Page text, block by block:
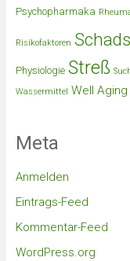
Psychopharmaka
Risikofaktoren
Physiologie Streß
Wassermittel Well Aging
Meta
Anmelden
Eintrags-Feed
Kommentar-Feed
WordPress.org